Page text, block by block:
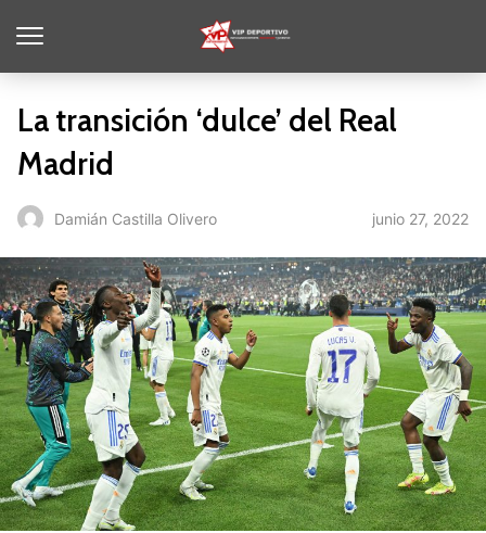
La transición ‘dulce’ del Real
Madrid
Damián Castilla Olivero junio 27, 2022